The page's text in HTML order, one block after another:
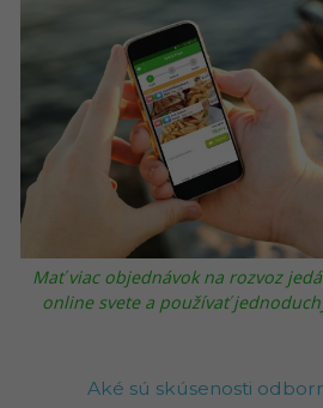
Mať viac objednávok na rozvoz
online svete a používať
Aké sú skúsenosti